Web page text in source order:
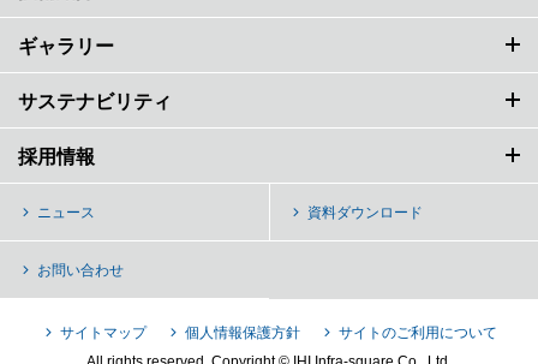
ギャラリー
サステナビリティ
採用情報
ニュース 資料ダウンロード
お問い合わせ
サイトマップ 個人情報保護方針
サイトのご利用について